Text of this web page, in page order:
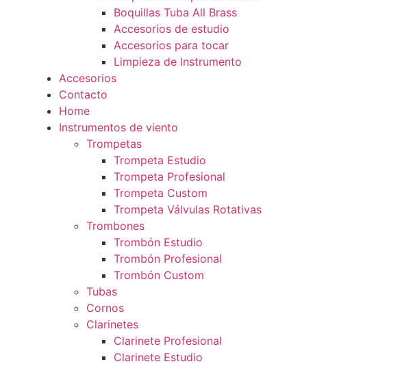
Boquillas Tuba All Brass
Accesorios de estudio
Accesorios para tocar
Limpieza de Instrumento
Accesorios
Contacto
Home
Instrumentos de viento
Trompetas
Trompeta Estudio
Trompeta Profesional
Trompeta Custom
Trompeta Válvulas Rotativas
Trombones
Trombón Estudio
Trombón Profesional
Trombón Custom
Tubas
Cornos
Clarinetes
Clarinete Profesional
Clarinete Estudio